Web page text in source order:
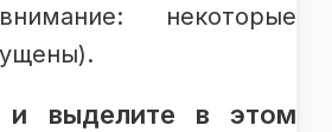
некоторые
и выделите в этом